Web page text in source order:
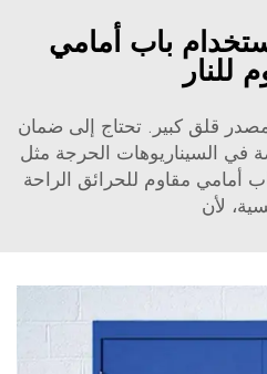
باب أمامي
للنار
مصدر قلق كبير. تحتاج إلى ضمان
في السيناريوهات الحرجة مثل
أمامي مقاوم للحرائق الراحة
لأن